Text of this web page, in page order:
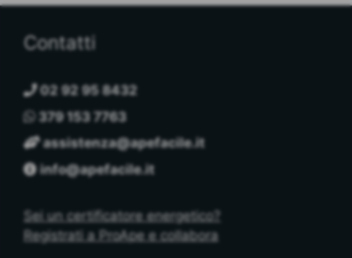
Contatti
02 92 95 8432
379 153 7763
assistenza@apefacile.it
info@apefacile.it
Sei un certificatore energetico?
Registrati a ProApe e collabora